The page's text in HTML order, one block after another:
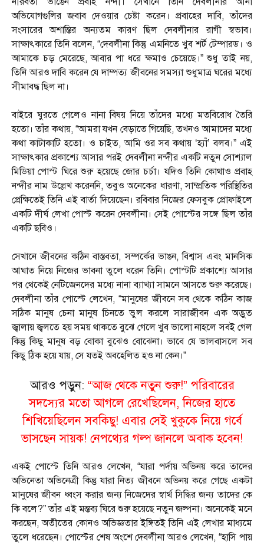
অভিযোগগুলির জবাব দেওয়ার চেষ্টা করেন। প্রবাহের দাবি, তাঁদের
সংসারের অশান্তির অন্যতম কারণ ছিল দেবলীনার রাগী স্বভাব।
সাক্ষাৎকারে তিনি বলেন, “দেবলীনা কিন্তু এমনিতে খুব শর্ট টেম্পারড। ও
আমাকে চড় মেরেছে, আবার পা ধরে ক্ষমাও চেয়েছে।” শুধু তাই নয়,
তিনি আরও দাবি করেন যে দাম্পত্য জীবনের সমস্যা শুধুমাত্র ঘরের মধ্যে
সীমাবদ্ধ ছিল না।
বাইরে ঘুরতে গেলেও নানা বিষয় নিয়ে তাঁদের মধ্যে মতবিরোধ তৈরি
হতো। তাঁর কথায়, “আমরা যখন বেড়াতে গিয়েছি, তখনও আমাদের মধ্যে
কথা কাটাকাটি হতো। ও চাইত, আমি ওর সব কথায় ‘হ্যাঁ’ বলব।” এই
সাক্ষাৎকার প্রকাশ্যে আসার পরই দেবলীনা নন্দীর একটি নতুন সোশ্যাল
মিডিয়া পোস্ট ঘিরে শুরু হয়েছে জোর চর্চা। যদিও তিনি কোথাও প্রবাহ
নন্দীর নাম উল্লেখ করেননি, তবুও অনেকের ধারণা, সাম্প্রতিক পরিস্থিতির
প্রেক্ষিতেই তিনি এই বার্তা দিয়েছেন। রবিবার নিজের ফেসবুক প্রোফাইলে
একটি দীর্ঘ লেখা পোস্ট করেন দেবলীনা। সেই পোস্টের সঙ্গে ছিল তাঁর
একটি ছবিও।
সেখানে জীবনের কঠিন বাস্তবতা, সম্পর্কের ভাঙন, বিশ্বাস এবং মানসিক
আঘাত নিয়ে নিজের ভাবনা তুলে ধরেন তিনি। পোস্টটি প্রকাশ্যে আসার
পর থেকেই নেটিজেনদের মধ্যে নানা ব্যাখ্যা সামনে আসতে শুরু করেছে।
দেবলীনা তাঁর পোস্টে লেখেন, “মানুষের জীবনে সব থেকে কঠিন কাজ
সঠিক মানুষ চেনা মানুষ চিনতে ভুল করলে সারাজীবন এক অদ্ভুত
জ্বালায় জ্বলতে হয় সময় থাকতে বুঝে গেলে খুব ভালো নাহলে সবই গেল
কিন্তু কিছু মানুষ বড় বোকা বুঝেও বোঝেনা। ভাবে যে ভালবাসলে সব
কিছু ঠিক হয়ে যায়, সে যতই অবহেলিত হও না কেন।”
আরও পড়ুন: “আজ থেকে নতুন শুরু!” পরিবারের
সদস্যের মতো আগলে রেখেছিলেন, নিজের হাতে
শিখিয়েছিলেন সবকিছু! এবার সেই খুকুকে নিয়ে গর্বে
ভাসছেন সায়ক! নেপথ্যের গল্প জানলে অবাক হবেন!
একই পোস্টে তিনি আরও লেখেন, “যারা পর্দায় অভিনয় করে তাদের
অভিনেতা অভিনেত্রী কিন্তু যারা নিত্য জীবনে অভিনয় করে গেছে একটা
মানুষের জীবন ধ্বংস করার জন্য নিজেদের স্বার্থ সিদ্ধির জন্য তাদের কে
কি বলে?” তাঁর এই মন্তব্য ঘিরে শুরু হয়েছে নতুন জল্পনা। অনেকেই মনে
করছেন, অতীতের কোনও অভিজ্ঞতার ইঙ্গিতই তিনি এই লেখার মাধ্যমে
তুলে ধরেছেন। পোস্টের শেষ অংশে দেবলীনা আরও লেখেন, “হাসি পায়